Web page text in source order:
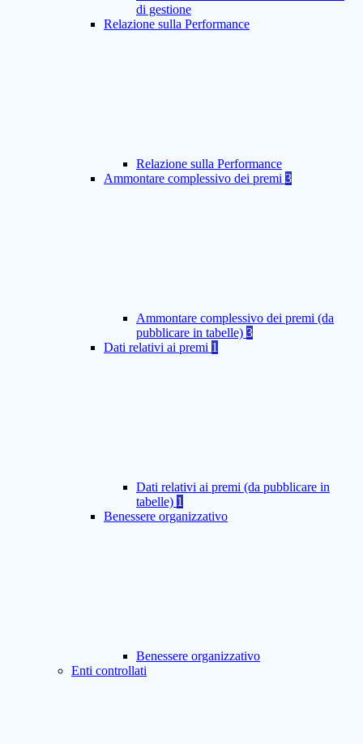
di gestione
Relazione sulla Performance
Relazione sulla Performance
Ammontare complessivo dei premi 3
Ammontare complessivo dei premi (da
pubblicare in tabelle) 3
Dati relativi ai premi 1
Dati relativi ai premi (da pubblicare in
tabelle) 1
Benessere organizzativo
Benessere organizzativo
Enti controllati